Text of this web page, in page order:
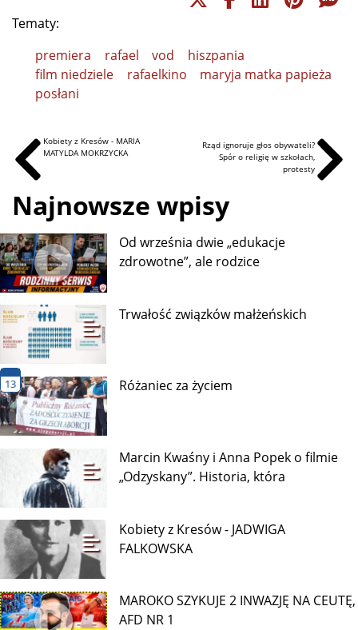
Tematy:
premiera
rafael vod
hiszpania
film niedziele
rafaelkino
maryja matka papieża
posłani
Kobiety z Kresów - MARIA
MATYLDA MOKRZYCKA
Rząd ignoruje głos obywateli?
Spór o religię w szkołach,
protesty
Najnowsze wpisy
Od września dwie „edukacje
zdrowotne”, ale rodzice
Trwałość związków małżeńskich
13 Różaniec za życiem
Marcin Kwaśny i Anna Popek o filmie
„Odzyskany”. Historia, która
Kobiety z Kresów - JADWIGA
FALKOWSKA
MAROKO SZYKUJE 2 INWAZJĘ NA CEUTĘ,
AFD NR 1